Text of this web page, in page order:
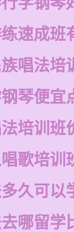
速成班
唱法培
琴便宜
培训班
歌培训
久可以
哪留学